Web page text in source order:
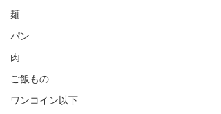
麺
パン
肉
ご飯もの
ワンコイン以下